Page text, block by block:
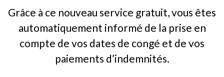
Grâce à ce nouveau service gratuit, vous êtes
automatiquement informé de la prise en
compte de vos dates de congé et de vos
paiements d’indemnités.